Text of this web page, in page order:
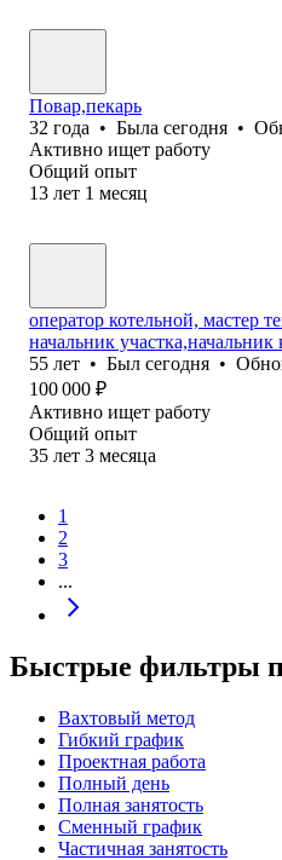
Повар,пекарь
32 года • Была сегодня •
Активно ищет работу
Общий опыт
13 лет 1 месяц
оператор котельной, мастер
начальник участка,начальник
55 лет • Был сегодня •
100 000 ₽
Активно ищет работу
Общий опыт
35 лет 3 месяца
1
2
3
...
Быстрые фильтры
Вахтовый метод
Гибкий график
Проектная работа
Полный день
Полная занятость
Сменный график
Частичная занятость